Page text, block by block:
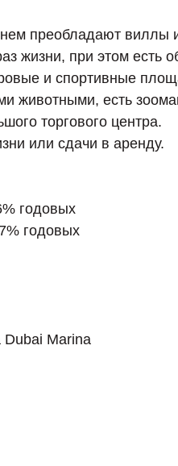
преобладают виллы
жизни, при этом есть
и спортивные
животными, есть
торгового центра.
или сдачи в аренду.
годовых
годовых
Dubai Marina